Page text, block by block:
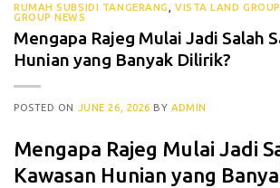
RUMAH SUBSIDI TANGERANG ,VISTA LAND
GROUP NEWS
Mengapa Rajeg Mulai Jadi Salah
Hunian yang Banyak Dilirik?
POSTED ON JUNE 26, 2026 BYADMIN
Mengapa Rajeg Mulai Jadi
Kawasan Hunian yang